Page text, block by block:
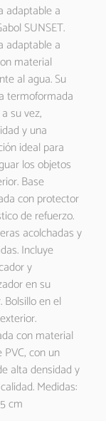
adaptable a
SUNSET.
adaptable a
material
al agua. Su
termoformada
su vez,
y una
ideal para
los objetos
Base
con protector
de refuerzo.
acolchadas y
Incluye
y
en su
Bolsillo en el
con material
PVC, con un
alta densidad y
Medidas:
cm